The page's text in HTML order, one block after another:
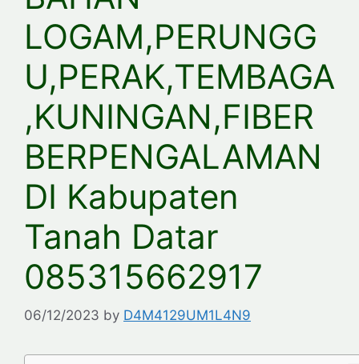
LOGAM,PERUNGG
U,PERAK,TEMBAGA
,KUNINGAN,FIBER
BERPENGALAMAN
DI Kabupaten
Tanah Datar
085315662917
06/12/2023 by D4M4129UM1L4N9